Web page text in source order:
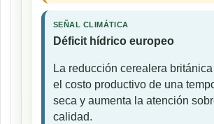
SEÑAL CLIMÁTICA
Déficit hídrico europeo
La reducción cerealera
el costo productivo de una
seca y aumenta la atención
calidad.